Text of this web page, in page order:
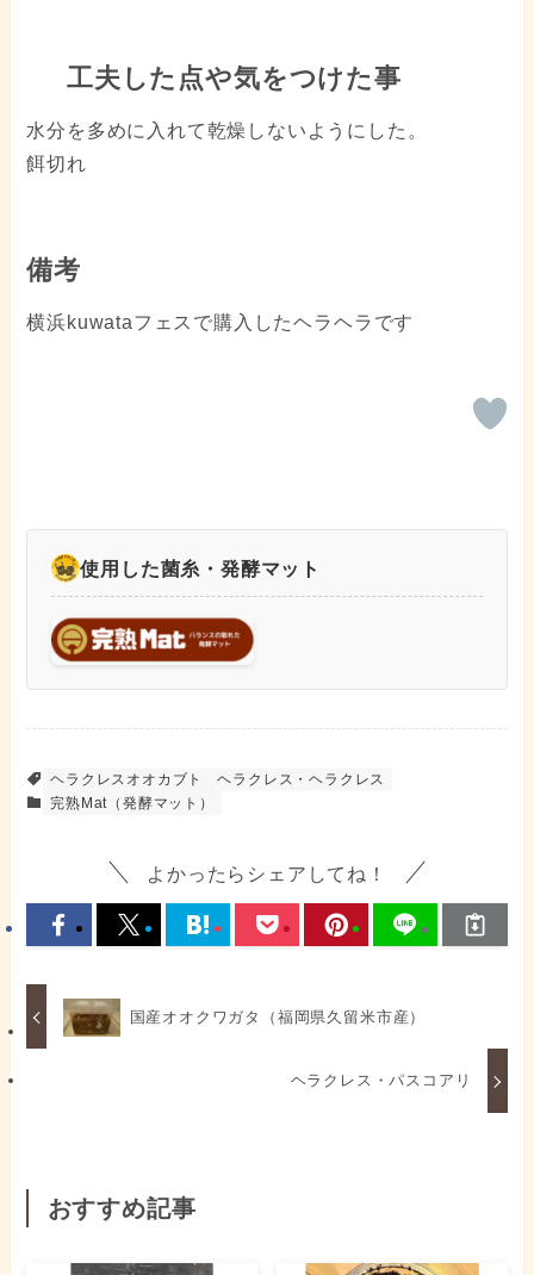
工夫した点や気をつけた事
水分を多めに入れて乾燥しないようにした。
餌切れ
備考
横浜kuwataフェスで購入したヘラヘラです
使用した菌糸・発酵マット
ヘラクレスオオカブト
ヘラクレス・ヘラクレス
完熟Mat（発酵マット）
よかったらシェアしてね！
国産オオクワガタ（福岡県久留米市産）
ヘラクレス・パスコアリ
おすすめ記事